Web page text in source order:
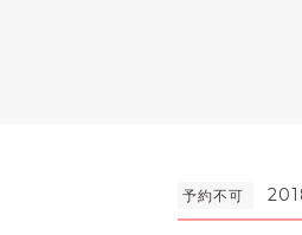
予約不可